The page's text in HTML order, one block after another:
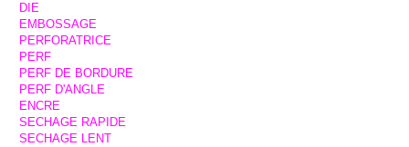
DIE
EMBOSSAGE
PERFORATRICE
PERF
PERF DE BORDURE
PERF D'ANGLE
ENCRE
SECHAGE RAPIDE
SECHAGE LENT